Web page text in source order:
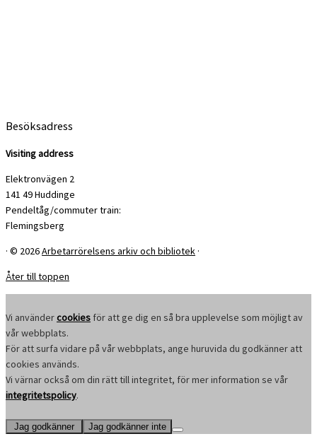
Besöksadress
Visiting address
Elektronvägen 2
141 49 Huddinge
Pendeltåg/commuter train:
Flemingsberg
· © 2026Arbetarrörelsens arkiv och bibliotek ·
Åter till toppen
Vi användercookies för att ge dig en så bra upplevelse som möjligt av
vår webbplats.
För att surfa vidare på vår webbplats, ange huruvida du godkänner att
cookies används.
Vi värnar också om din rätt till integritet, för mer information se vår
integritetspolicy.
Jag godkänner Jag godkänner inte